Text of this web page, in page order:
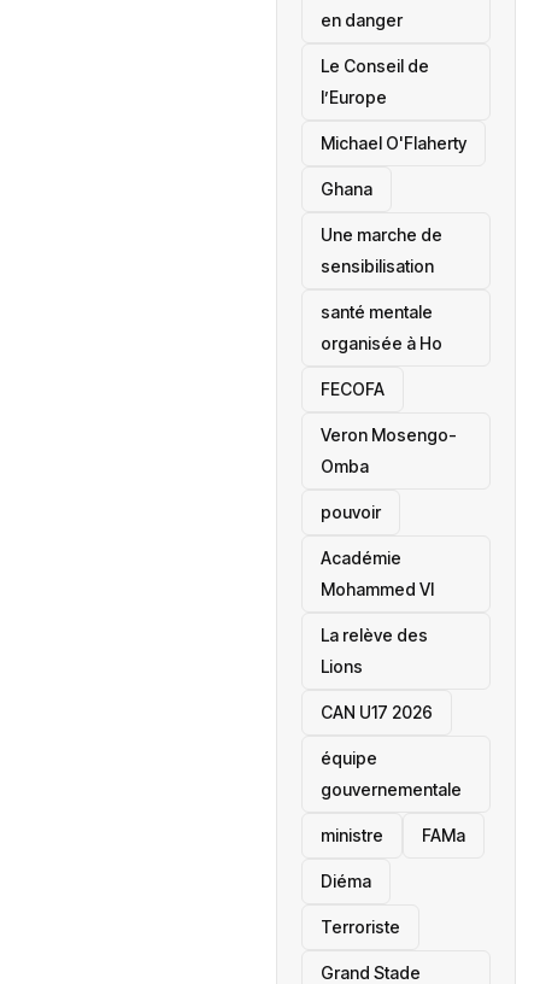
en danger
‎Le Conseil de
l’Europe
Michael O'Flaherty
‎Ghana
Une marche de
sensibilisation
santé mentale
organisée à Ho
‎FECOFA
Veron Mosengo-
Omba
pouvoir
Académie
Mohammed VI
La relève des
Lions
CAN U17 2026
équipe
gouvernementale
ministre FAMa
Diéma
Terroriste
Grand Stade